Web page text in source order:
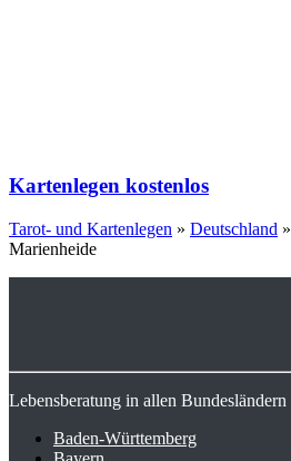
Kartenlegen kostenlos
Tarot- und Kartenlegen » Deutschland »
Marienheide
Lebensberatung in allen Bundesländern
Baden-Württemberg